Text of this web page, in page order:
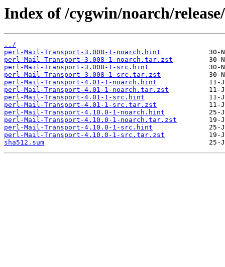
Index of /cygwin/noarch/
../
perl-Mail-Transport-3.008-1-noarch.hint
perl-Mail-Transport-3.008-1-noarch.tar.zst
perl-Mail-Transport-3.008-1-src.hint
perl-Mail-Transport-3.008-1-src.tar.zst
perl-Mail-Transport-4.01-1-noarch.hint
perl-Mail-Transport-4.01-1-noarch.tar.zst
perl-Mail-Transport-4.01-1-src.hint
perl-Mail-Transport-4.01-1-src.tar.zst
perl-Mail-Transport-4.10.0-1-noarch.hint
perl-Mail-Transport-4.10.0-1-noarch.tar.zst
perl-Mail-Transport-4.10.0-1-src.hint
perl-Mail-Transport-4.10.0-1-src.tar.zst
sha512.sum